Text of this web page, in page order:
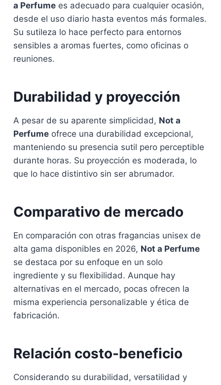
a Perfume es adecuado para cualquier ocasión,
desde el uso diario hasta eventos más formales.
Su sutileza lo hace perfecto para entornos
sensibles a aromas fuertes, como oficinas o
reuniones.
Durabilidad y proyección
A pesar de su aparente simplicidad, Not a
Perfume ofrece una durabilidad excepcional,
manteniendo su presencia sutil pero perceptible
durante horas. Su proyección es moderada, lo
que lo hace distintivo sin ser abrumador.
Comparativo de mercado
En comparación con otras fragancias unisex de
alta gama disponibles en 2026, Not a Perfume
se destaca por su enfoque en un solo
ingrediente y su flexibilidad. Aunque hay
alternativas en el mercado, pocas ofrecen la
misma experiencia personalizable y ética de
fabricación.
Relación costo-beneficio
Considerando su durabilidad, versatilidad y